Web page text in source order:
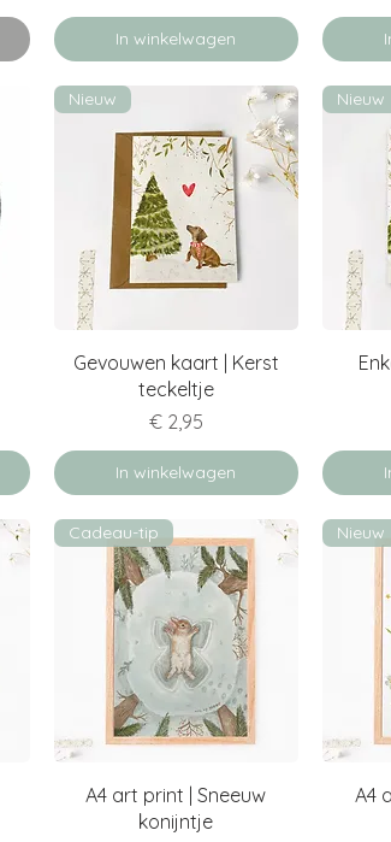
In winkelwagen
Snel overzicht
Nieuw
Gevouwen kaart | Kerst
teckeltje
Prijs
€ 2,95
In winkelwagen
Nieuw
Snel overzicht
Cadeau-tip
A4 art print | Sneeuw
konijntje
Nieuw
A4